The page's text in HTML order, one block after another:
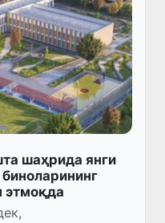
шаҳрида янги
этмоқда